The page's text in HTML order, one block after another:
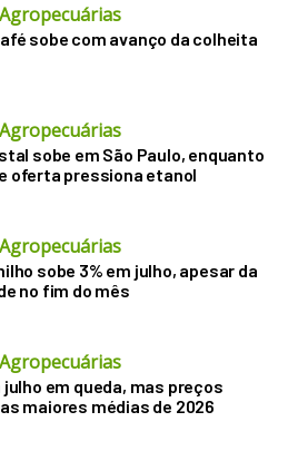
sobe com avanço da colheita
sobe em São Paulo, enquanto
oferta pressiona etanol
sobe 3% em julho, apesar da
no fim do mês
julho em queda, mas preços
maiores médias de 2026